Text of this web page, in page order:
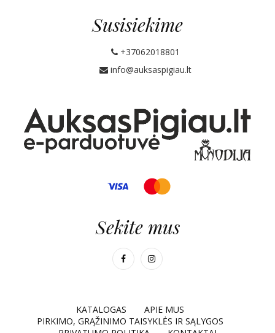
Susisiekime
+37062018801
info@auksaspigiau.lt
Sekite mus
KATALOGAS
APIE MUS
PIRKIMO, GRĄŽINIMO TAISYKLĖS IR SĄLYGOS